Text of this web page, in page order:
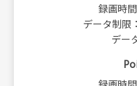
録画時
データ制限
デー